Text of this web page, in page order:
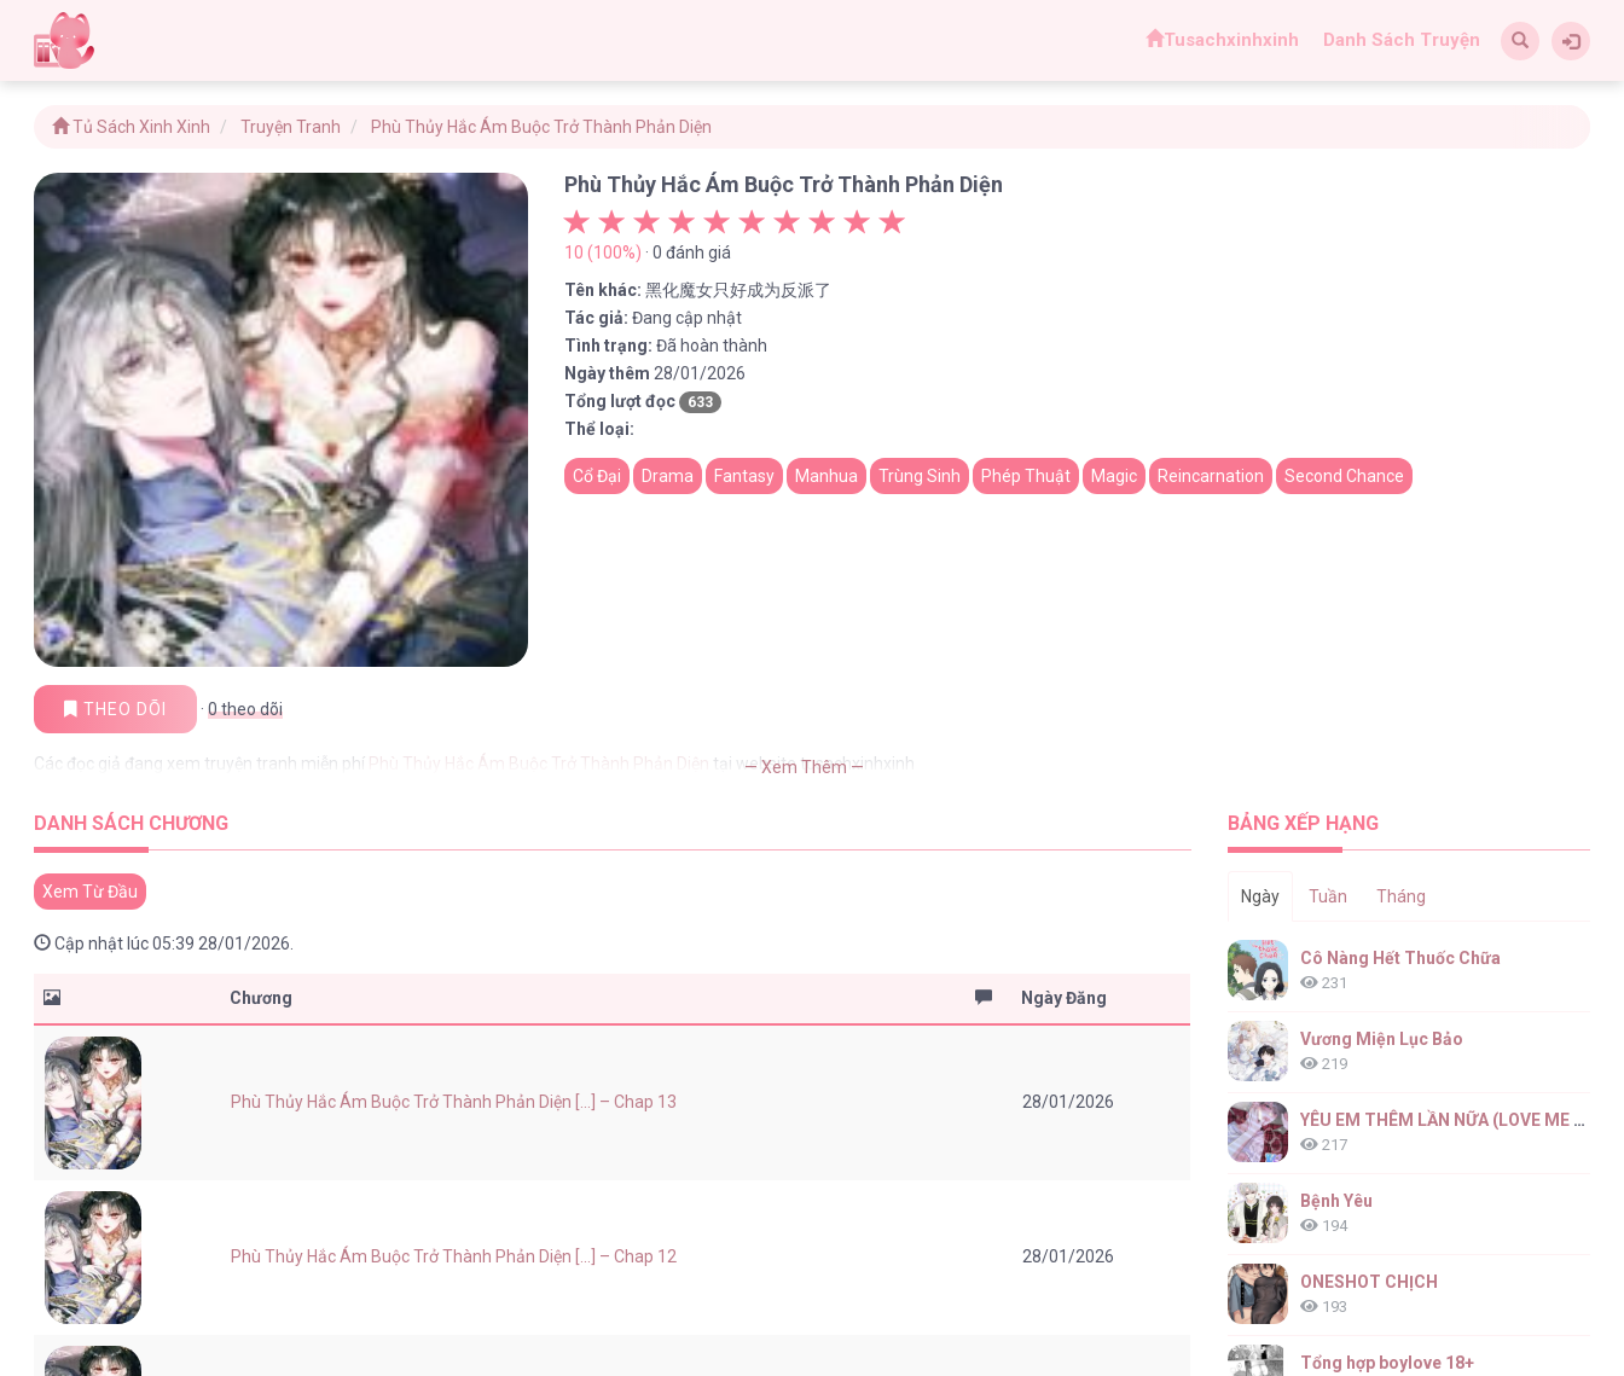
Tusachxinhxinh Danh Sách Truyện
Tủ Sách Xinh Xinh Truyện Tranh Phù Thủy Hắc Ám Buộc Trở Thành Phản Diện
Phù Thủy Hắc Ám Buộc Trở Thành Phản Diện
10 (100%) · 0 đánh giá
Tên khác: 黑化魔女只好成为反派了
Tác giả: Đang cập nhật
Tình trạng: Đã hoàn thành
Ngày thêm 28/01/2026
Tổng lượt đọc
633
Thể loại:
Cổ Đại Drama Fantasy Manhua Trùng Sinh Phép Thuật Magic Reincarnation Second Chance
THEO DÕI ·0theo dõi
Các đọc giả đang xem truyện tranh miễn phí Phù Thủy Hắc Ám Buộc Trở Thành Phản Diện tại website tusachxinhxinh
— Xem Thêm —
DANH SÁCH CHƯƠNG
Xem Từ Đầu
Cập nhật lúc 05:39 28/01/2026.
Chương Ngày Đăng
Phù Thủy Hắc Ám Buộc Trở Thành Phản Diện [...] – Chap 13 28/01/2026
Phù Thủy Hắc Ám Buộc Trở Thành Phản Diện [...] – Chap 12 28/01/2026
BẢNG XẾP HẠNG
Ngày Tuần Tháng
Cô Nàng Hết Thuốc Chữa
231
Vương Miện Lục Bảo
219
YÊU EM THÊM LẦN NỮA (LOVE ME AGAIN)
217
Bệnh Yêu
194
ONESHOT CHỊCH
193
Tổng hợp boylove 18+